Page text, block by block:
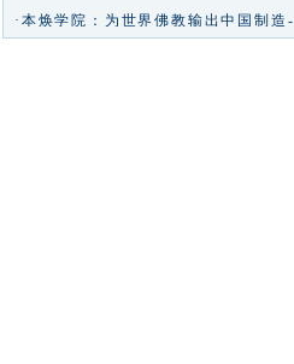
·本焕学院：为世界佛教输出中国制造-
凤凰佛教